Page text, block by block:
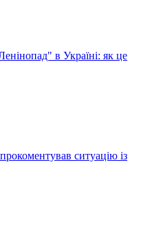
в Україні: як це
ситуацію із